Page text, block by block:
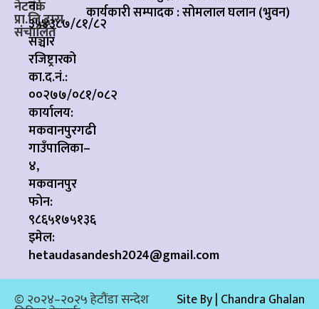
नेटवर्क
प्रा.लि.द्वारा
संचालित
नं:
३५४३८७/८१/८२
सञ्चार
रजिष्ट्रारको
का.द.नं.:
००२७७/०८१/०८२
कार्यालय:
मकवानपुरगढी
गाउँपालिका–
४,
मकवानपुर
फोन:
९८६५१७५१३६
इमेल:
hetaudasandesh2024@gmail.com
कार्यकारी सम्पादक :सोमलाल घलान (भुवन)
© २०२४–२०२५ हेटौंडा सन्देश Site By | Chandra Ghalan